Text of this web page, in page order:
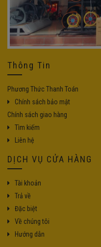
Thông Tin
Phương Thức Thanh Toán
Chính sách bảo mật
Chính sách giao hàng
Tìm kiếm
Liên hệ
DỊCH VỤ CỬA HÀNG
Tài khoản
Trả về
Đặc biệt
Về chúng tôi
Hướng dẫn